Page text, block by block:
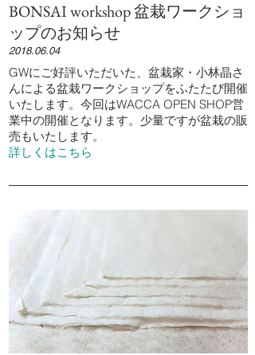
BONSAI workshop 盆栽ワークショ
ップのお知らせ
2018.06.04
GWにご好評いただいた、盆栽家・小林晶さ
んによる盆栽ワークショップをふたたび開催
いたします。今回はWACCA OPEN SHOP営
業中の開催となります。少量ですが盆栽の販
売もいたします。
詳しくはこちら